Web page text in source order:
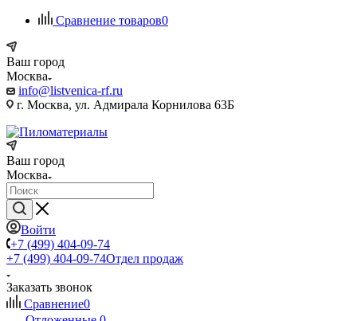
Сравнение товаров0
Ваш город
Москва
info@listvenica-rf.ru
г. Москва, ул. Адмирала Корнилова 63Б
Ваш город
Москва
Войти
+7 (499) 404-09-74
+7 (499) 404-09-74Отдел продаж
Заказать звонок
Сравнение0